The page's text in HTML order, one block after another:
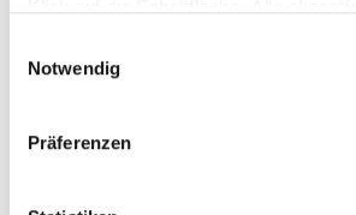
alle Cookies auswählen.
Notwendig
Präferenzen